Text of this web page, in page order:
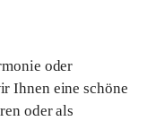
oder
Ihnen eine schöne
oder als